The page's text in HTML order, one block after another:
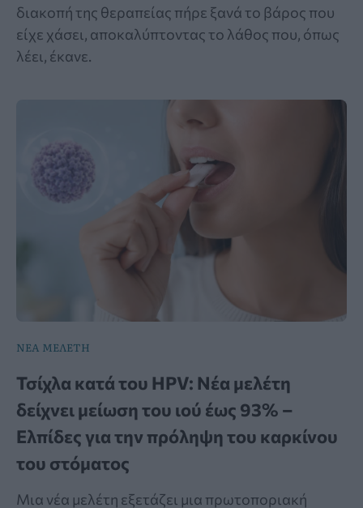
διακοπή της θεραπείας πήρε ξανά το βάρος που
είχε χάσει, αποκαλύπτοντας το λάθος που, όπως
λέει, έκανε.
ΝΕΑ ΜΕΛΕΤΗ
Τσίχλα κατά του HPV: Νέα μελέτη
δείχνει μείωση του ιού έως 93% –
Ελπίδες για την πρόληψη του καρκίνου
του στόματος
Μια νέα μελέτη εξετάζει μια πρωτοποριακή